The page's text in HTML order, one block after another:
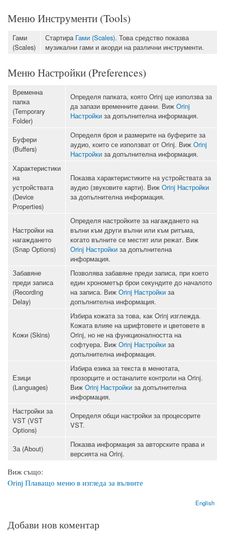
Меню Инструменти (Tools)
Гами
(Scales)
Стартира Гами (Scales). Това средство показва
музикални гами и акорди на различни инструменти.
Меню Настройки (Preferences)
Временна
папка
(Temporary
Folder)
Определя папката, която Orinj ще използва за
да запази временните данни. Виж Orinj
Настройки за допълнителна информация.
Буфери
(Buffers)
Определя броя и размерите на буферите за
аудио, които се използват от Orinj. Виж Orinj
Настройки за допълнителна информация.
Характеристики
на
устройствата
(Device
Properties)
Показва характеристиките на устройствата за
аудио (звуковите карти). Виж Orinj Настройки
за допълнителна информация.
Настройки на
нагаждането
(Snap Options)
Определя настройките за нагаждането на
вълни към други вълни или към ритъма,
когато вълните се местят или режат. Виж
Orinj Настройки за допълнителна
информация.
Забавяне
преди записа
(Recording
Delay)
Позволява забавяне преди записа, при което
един хронометър брои секундите до началото
на записа. Виж Orinj Настройки за
допълнителна информация.
Кожи (Skins)
Избира кожата за това, как Orinj изглежда.
Кожата влияе на шрифтовете и цветовете в
Orinj, но не на функционалността на
софтуера. Виж Orinj Настройки за
допълнителна информация.
Езици
(Languages)
Избира езика за текста в менютата,
прозорците и останалите контроли на Orinj.
Виж Orinj Настройки за допълнителна
информация.
Настройки за
VST (VST
Options)
Определя общи настройки за процесорите
VST.
За (About)
Показва информация за авторските права и
версията на Orinj.
Виж също:
Orinj Плаващо меню в изгледа за вълните
English
Добави нов коментар